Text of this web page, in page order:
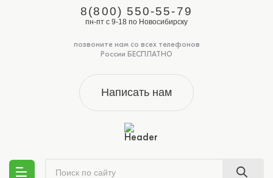
8(800) 550-55-79
пн-пт с 9-18 по Новосибирску
позвоните нам со всех телефонов
России БЕСПЛАТНО
Написать нам